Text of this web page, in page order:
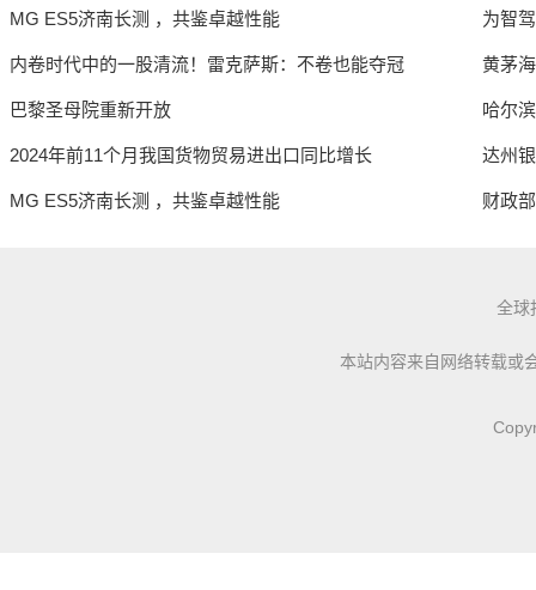
MG ES5济南长测 ，共鉴卓越性能 为智
内卷时代中的一股清流！雷克萨斯：不卷也能夺冠 黄茅
巴黎圣母院重新开放 哈尔
2024年前11个月我国货物贸易进出口同比增长 达州
MG ES5济南长测 ，共鉴卓越性能 财政
全球
本站内容来自网络转载或